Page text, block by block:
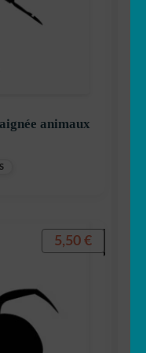
animaux
5,50 €